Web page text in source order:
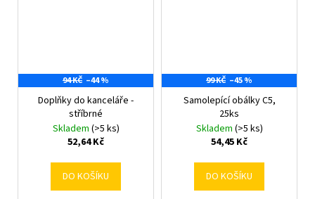
94 KČ –44 %
Doplňky do kanceláře -
stříbrné
Skladem (>5 ks)
52,64 Kč
DO KOŠÍKU
99 KČ –45 %
Samolepící obálky C5,
25ks
Skladem (>5 ks)
54,45 Kč
DO KOŠÍKU